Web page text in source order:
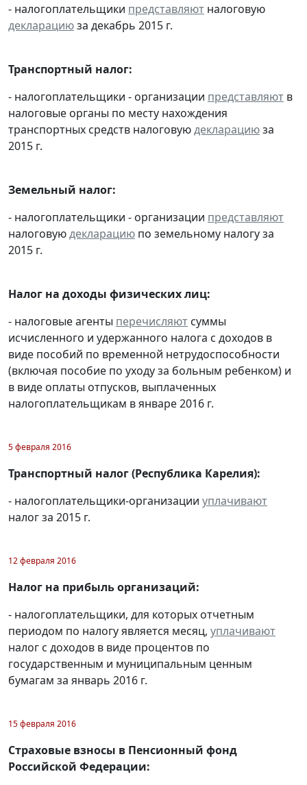
- налогоплательщики представляют налоговую
декларациюза декабрь 2015 г.
Транспортный налог:
- налогоплательщики - организации представляют в
налоговые органы по месту нахождения
транспортных средств налоговуюдекларациюза
2015 г.
Земельный налог:
- налогоплательщики - организации представляют
налоговуюдекларацию по земельному налогу за
2015 г.
Налог на доходы физических лиц:
- налоговые агенты перечисляют суммы
исчисленного и удержанного налога с доходов в
виде пособий по временной нетрудоспособности
(включая пособие по уходу за больным ребенком) и
в виде оплаты отпусков, выплаченных
налогоплательщикам в январе 2016 г.
5 февраля 2016
Транспортный налог (Республика Карелия):
- налогоплательщики-организации уплачивают
налог за 2015 г.
12 февраля 2016
Налог на прибыль организаций:
- налогоплательщики, для которых отчетным
периодом по налогу является месяц, уплачивают
налог с доходов в виде процентов по
государственным и муниципальным ценным
бумагам за январь 2016 г.
15 февраля 2016
Страховые взносы в Пенсионный фонд
Российской Федерации: